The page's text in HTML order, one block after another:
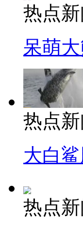
热点新
呆萌
热点新
大白
热点新